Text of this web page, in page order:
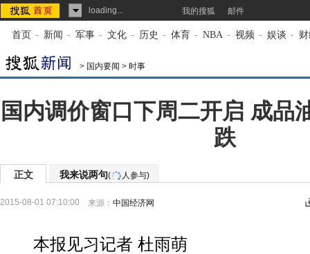
loading... 我的搜狐 邮件
首页 - 新闻 - 军事 - 文化 - 历史 - 体育 - NBA - 视频 - 娱谈 -
> 国内要闻 > 时事
国内调价窗口下周二开启 成品
跌
正文 我来说两句( 人参与)
2015-08-01 07:10:00 来源： 中国经济网
本报见习记者 杜雨萌